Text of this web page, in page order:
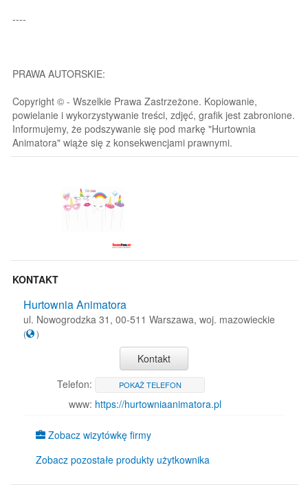
----
PRAWA AUTORSKIE:
Copyright © - Wszelkie Prawa Zastrzeżone. Kopiowanie,
powielanie i wykorzystywanie treści, zdjęć, grafik jest zabronione.
Informujemy, że podszywanie się pod markę "Hurtownia
Animatora" wiąże się z konsekwencjami prawnymi.
KONTAKT
Hurtownia Animatora
ul. Nowogrodzka 31, 00-511 Warszawa, woj. mazowieckie
( )
Kontakt
Telefon:
POKAŻ TELEFON
www: https://hurtowniaanimatora.pl
Zobacz wizytówkę firmy
Zobacz pozostałe produkty użytkownika